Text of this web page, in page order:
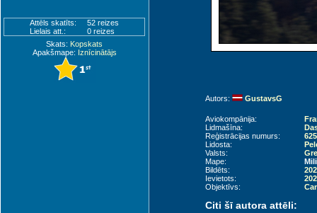
Attēls skatīts:
52 reizes
Lielais att.:
0 reizes
Skats: Kopskats
Apakšmape: Iznīcinātājs
Autors: GustavsG
Aviokompānija:
Lidmašīna:
Reģistrācijas numurs:
625
Lidosta:
Valsts:
Mape:
Bildēts:
Ievietots:
Objektīvs:
Citi šī autora attēli: